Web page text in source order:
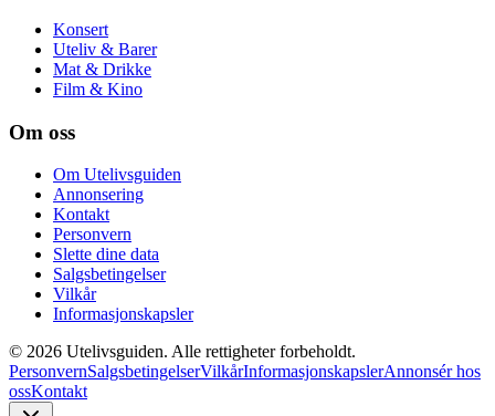
Konsert
Uteliv & Barer
Mat & Drikke
Film & Kino
Om oss
Om Utelivsguiden
Annonsering
Kontakt
Personvern
Slette dine data
Salgsbetingelser
Vilkår
Informasjonskapsler
© 2026 Utelivsguiden. Alle rettigheter forbeholdt.
PersonvernSalgsbetingelserVilkårInformasjonskapslerAnnonsér hos
ossKontakt